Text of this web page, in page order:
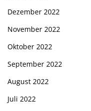
Dezember 2022
November 2022
Oktober 2022
September 2022
August 2022
Juli 2022